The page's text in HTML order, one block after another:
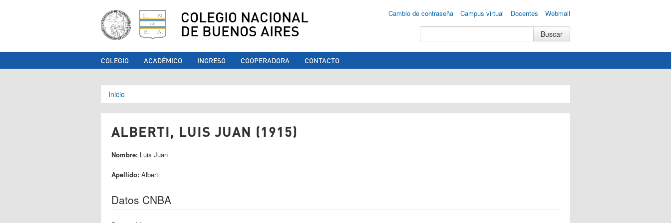
COLEGIO NACIONAL
DE BUENOS AIRES
Cambio de contraseña Campus virtual Docentes Webmail
COLEGIO ACADÉMICO INGRESO COOPERADORA CONTACTO
Se encuentra usted aquí
Inicio
ALBERTI, LUIS JUAN (1915)
Nombre: Luis Juan
Apellido: Alberti
Datos CNBA